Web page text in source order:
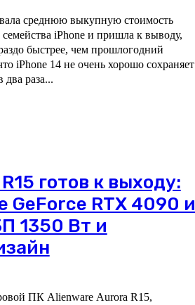
среднюю выкупную стоимость
iPhone и пришла к выводу,
быстрее, чем прошлогодний
два раза...
готов к выходу:
RTX 4090 и
1350 Вт и
ПК Alienware Aurora R15,